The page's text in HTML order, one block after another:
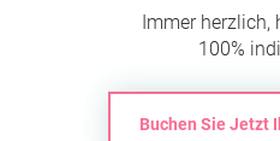
Immer
100%
Buchen Sie Jetzt